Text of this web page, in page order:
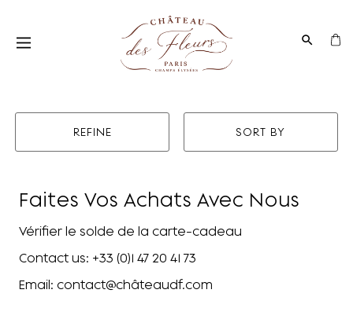
REFINE SORT BY
Faites Vos Achats Avec Nous
Vérifier le solde de la carte-cadeau
Contact us: +33 (0)1 47 20 41 73
Email: contact@châteaudf.com